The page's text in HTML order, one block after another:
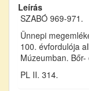
Leírás
SZABÓ 969-971.
Ünnepi
100. évfordulója
Múzeumban.
PL II. 314.